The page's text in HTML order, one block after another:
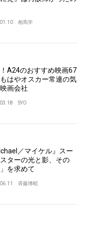
相馬学
A24のおすすめ映画67
はやオスカー常連の気
画会社
SYO
／マイケル』スー
ターの光と影、その
」を求めて
斉藤博昭